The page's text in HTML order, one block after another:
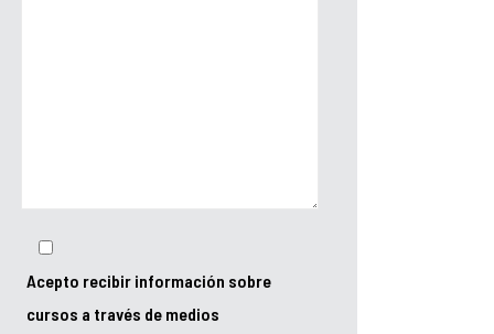
Acepto recibir información sobre
cursos a través de medios